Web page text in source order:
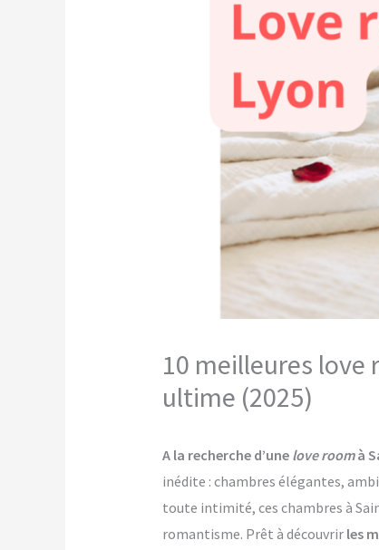
10 meilleures love
ultime (2025)
A la recherche d’une love roomà
inédite : chambres élégantes,
toute intimité, ces chambres à
romantisme. Prêt à découvrir les